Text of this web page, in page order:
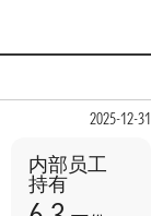
2025-12-31
内部员工
持有